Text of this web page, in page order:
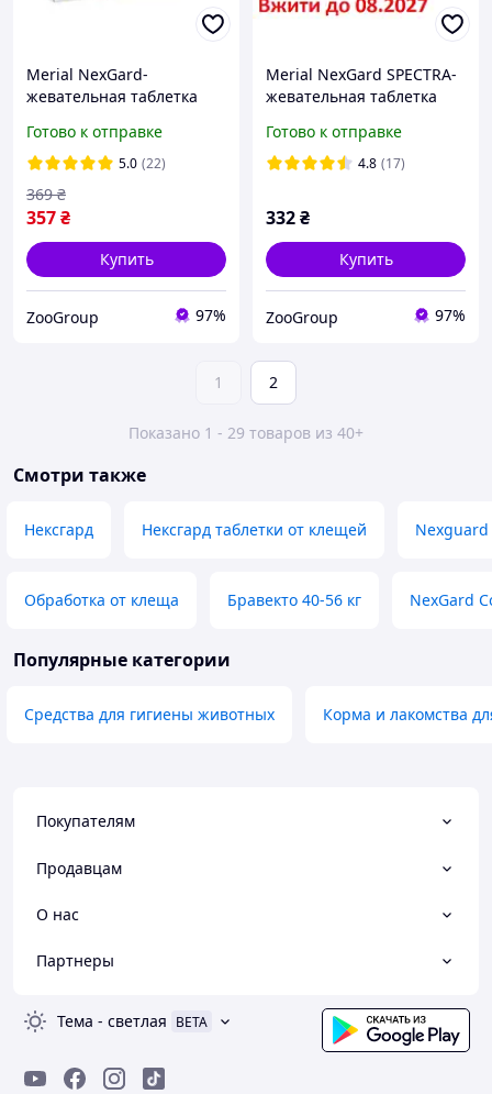
Merial NexGard-
жевательная таблетка
кг) 1 таблетка
Готово к отправке
5.0 (22)
357₴
369 ₴
Купить
ZooGroup 97%
Merial NexGard SPECTRA-
жевательная таблетка
таблетка
Готово к отправке
4.8 (17)
332₴
Купить
ZooGroup 97%
1 2
Показано 1 - 29 товаров из 40+
Смотри также
Нексгард Нексгард таблетки от клещей
Обработка от клеща Бравекто 40-56 кг NexGard
Популярные категории
Средства для гигиены животных Корма и лакомства
Покупателям
Продавцам
О нас
Партнеры
Тема - светлая BETA